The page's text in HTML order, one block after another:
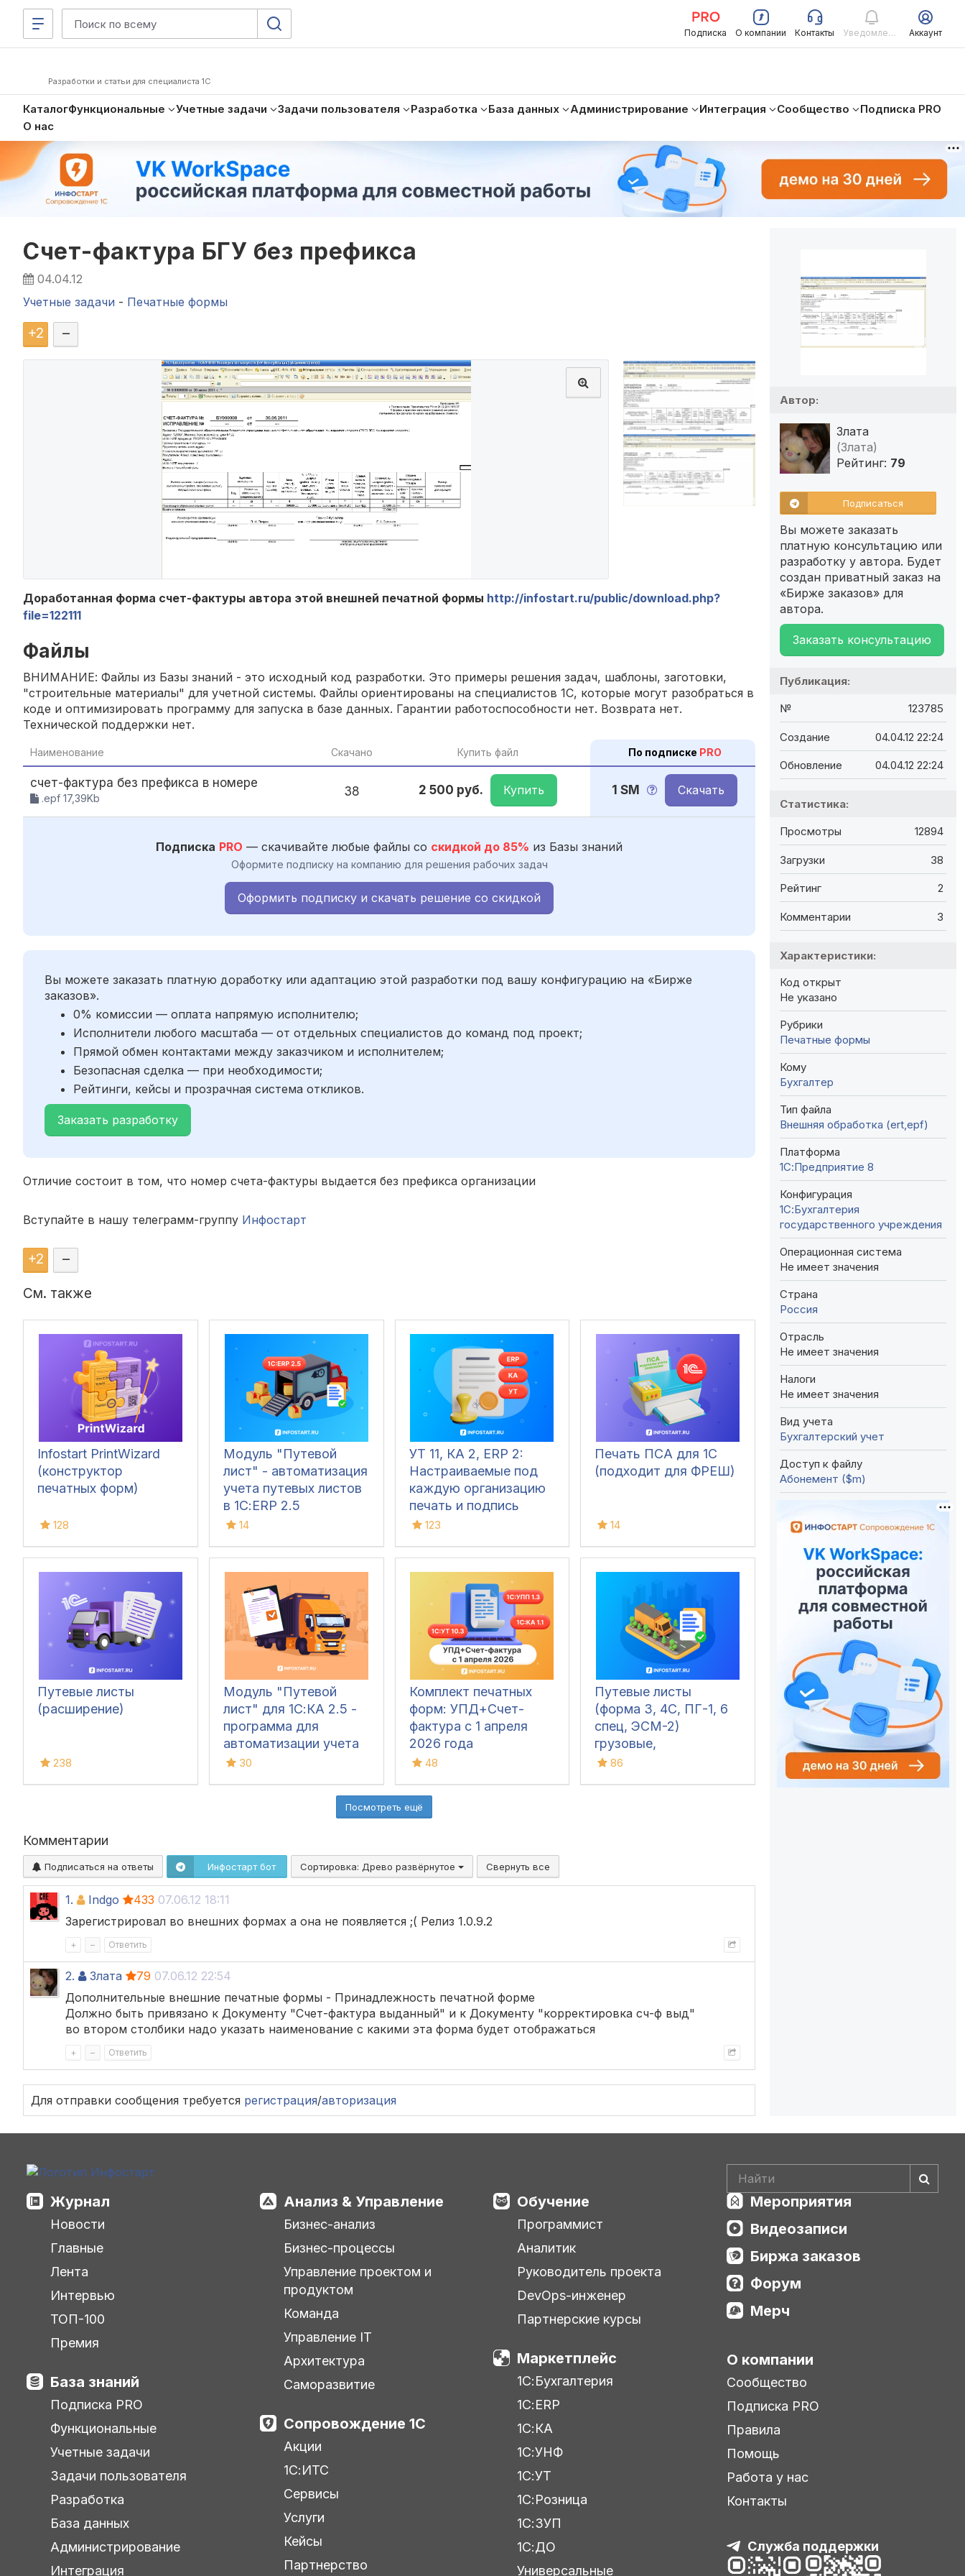
Подписка О компании Контакты Уведомления Аккаунт
Разработки и статьи для специалиста 1С
КаталогФункциональные Учетные задачи Задачи пользователя Разработка База данных Администрирование Интеграция Сообщество
Подписка PRO
О нас
Счет-фактура БГУ без префикса
04.04.12
Учетные задачи - Печатные формы
+2 –
Доработанная форма счет-фактуры автора этой внешней печатной формы http://infostart.ru/public/download.php?
file=122111
Файлы
ВНИМАНИЕ: Файлы из Базы знаний - это исходный код разработки. Это примеры решения задач, шаблоны, заготовки,
"строительные материалы" для учетной системы. Файлы ориентированы на специалистов 1С, которые могут разобраться в
коде и оптимизировать программу для запуска в базе данных. Гарантии работоспособности нет. Возврата нет.
Технической поддержки нет.
Наименование Скачано Купить файл По подписке PRO
счет-фактура без префикса в номере
.epf 17,39Kb 38 2 500 руб. Купить 1 SM Скачать
Подписка PRO — скачивайте любые файлы со скидкой до 85% из Базы знаний
Оформите подписку на компанию для решения рабочих задач
Оформить подписку и скачать решение со скидкой
Вы можете заказать платную доработку или адаптацию этой разработки под вашу конфигурацию на «Бирже
заказов».
0% комиссии — оплата напрямую исполнителю;
Исполнители любого масштаба — от отдельных специалистов до команд под проект;
Прямой обмен контактами между заказчиком и исполнителем;
Безопасная сделка — при необходимости;
Рейтинги, кейсы и прозрачная система откликов.
Заказать разработку
Отличие состоит в том, что номер счета-фактуры выдается без префикса организации
Вступайте в нашу телеграмм-группу Инфостарт
+2 –
См. также
Infostart PrintWizard
(конструктор
печатных форм)
128
Модуль "Путевой
лист" - автоматизация
учета путевых листов
в 1С:ERP 2.5
14
УТ 11, КА 2, ERP 2:
Настраиваемые под
каждую организацию
печать и подпись
ответственных лиц в
(ТОРГ-12, Счёт-
фактура, УПД, УКД,
Заказ клиента, Акт
сверки, М-15 и др.)
123
Печать ПСА для 1С
(подходит для ФРЕШ)
14
Путевые листы
(расширение)
238
Модуль "Путевой
лист" для 1С:КА 2.5 -
программа для
автоматизации учета
путевых листов в 1С
30
Комплект печатных
форм: УПД+Счет-
фактура с 1 апреля
2026 года
48
Путевые листы
(форма 3, 4С, ПГ-1, 6
спец, ЭСМ-2)
грузовые,
строительные,
86
Посмотреть ещё
Комментарии
Подписаться на ответы Инфостарт бот Сортировка: Древо развёрнутое Свернуть все
1. Indgo 433 07.06.12 18:11
Зарегистрировал во внешних формах а она не появляется ;( Релиз 1.0.9.2
+ – Ответить
2. Злата 79 07.06.12 22:54
Дополнительные внешние печатные формы - Принадлежность печатной форме
Должно быть привязано к Документу "Счет-фактура выданный" и к Документу "корректировка сч-ф выд"
во втором столбики надо указать наименование с какими эта форма будет отображаться
+ – Ответить
Для отправки сообщения требуется регистрация/авторизация
Автор:
Злата
(Злата)
Рейтинг: 79
Подписаться
Вы можете заказать
платную консультацию или
разработку у автора. Будет
создан приватный заказ на
«Бирже заказов» для
автора.
Заказать консультацию
Публикация:
№ 123785
Создание 04.04.12 22:24
Обновление 04.04.12 22:24
Статистика:
Просмотры 12894
Загрузки 38
Рейтинг 2
Комментарии 3
Характеристики:
Код открыт
Не указано
Рубрики
Печатные формы
Кому
Бухгалтер
Тип файла
Внешняя обработка (ert,epf)
Платформа
1С:Предприятие 8
Конфигурация
1С:Бухгалтерия
государственного учреждения
Операционная система
Не имеет значения
Страна
Россия
Отрасль
Не имеет значения
Налоги
Не имеет значения
Вид учета
Бухгалтерский учет
Доступ к файлу
Абонемент ($m)
Журнал
Новости
Главные
Лента
Интервью
ТОП-100
Премия
База знаний
Подписка PRO
Функциональные
Учетные задачи
Задачи пользователя
Разработка
База данных
Администрирование
Интеграция
Анализ & Управление
Бизнес-анализ
Бизнес-процессы
Управление проектом и
продуктом
Команда
Управление IT
Архитектура
Саморазвитие
Сопровождение 1С
Акции
1С:ИТС
Сервисы
Услуги
Кейсы
Партнерство
Обучение
Программист
Аналитик
Руководитель проекта
DevOps-инженер
Партнерские курсы
Маркетплейс
1С:Бухгалтерия
1С:ERP
1С:КА
1С:УНФ
1С:УТ
1С:Розница
1С:ЗУП
1С:ДО
Универсальные
Мероприятия
Видеозаписи
Биржа заказов
Форум
Мерч
О компании
Сообщество
Подписка PRO
Правила
Помощь
Работа у нас
Контакты
Служба поддержки